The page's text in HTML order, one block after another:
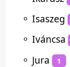
⚬ Isaszeg
⚬ Iváncsa
⚬ Jura 1